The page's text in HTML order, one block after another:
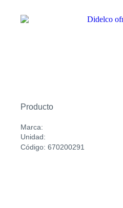
Producto
Marca:
Unidad:
Código: 670200291